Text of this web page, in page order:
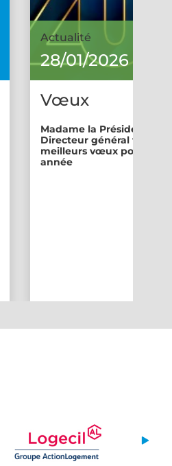
Actualité
28/01/2026
Vœux
Madame la Présidente et
Directeur général vous
meilleurs vœux pour
année